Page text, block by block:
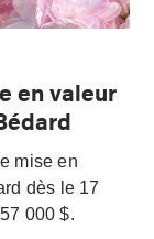
en valeur
mise en
dès le 17
000 $.